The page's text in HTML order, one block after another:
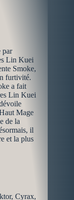
par
Lin Kuei
Smoke,
furtivité.
a fait
Lin Kuei
Mage
de la
il
et la plus
Cyrax,